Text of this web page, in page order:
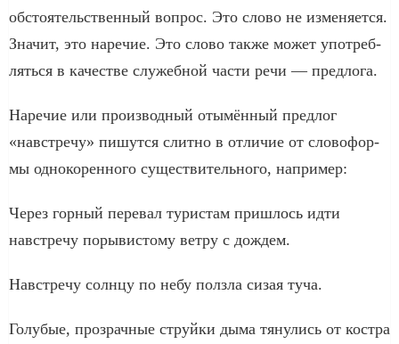
обсто­я­тель­ствен­ный вопрос. Это сло­во не изме­ня­ет­ся.
Значит, это наре­чие. Это сло­во так­же может упо­треб­
лять­ся в каче­стве слу­жеб­ной части речи — пред­ло­га.
Наречие или про­из­вод­ный оты­мён­ный пред­лог
«навстре­чу» пишут­ся слит­но в отли­чие от сло­во­фор­
мы одно­ко­рен­но­го суще­стви­тель­но­го, напри­мер:
Через гор­ный пере­вал тури­стам при­шлось идти
навстре­чу поры­ви­сто­му вет­ру с дождем.
Навстречу солн­цу по небу полз­ла сизая туча.
Голубые, про­зрач­ные струй­ки дыма тяну­лись от кост­ра